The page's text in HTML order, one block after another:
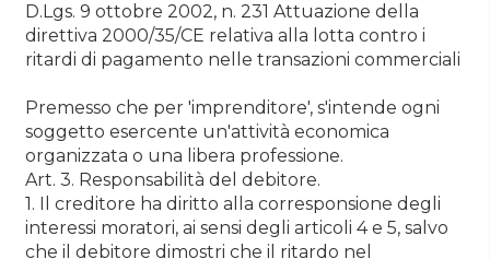
D.Lgs. 9 ottobre 2002, n. 231 Attuazione della
direttiva 2000/35/CE relativa alla lotta contro i
ritardi di pagamento nelle transazioni commerciali
Premesso che per 'imprenditore', s'intende ogni
soggetto esercente un'attività economica
organizzata o una libera professione.
Art. 3. Responsabilità del debitore.
1. Il creditore ha diritto alla corresponsione degli
interessi moratori, ai sensi degli articoli 4 e 5, salvo
che il debitore dimostri che il ritardo nel